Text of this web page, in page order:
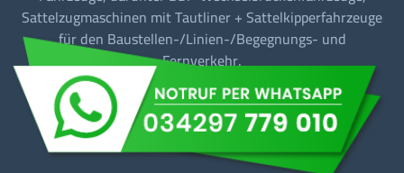
Sattelzugmaschinen mit Tautliner + Sattelkipperfahrzeuge
für den Baustellen-/Linien-/Begegnungs- und
Fernverkehr.
Barrierefreiheit Datenschutz Impressum